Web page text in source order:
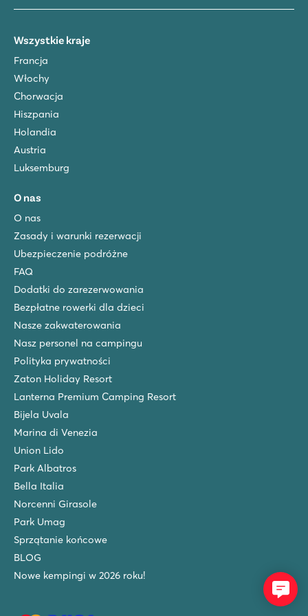
Wszystkie kraje
Francja
Włochy
Chorwacja
Hiszpania
Holandia
Austria
Luksemburg
O nas
O nas
Zasady i warunki rezerwacji
Ubezpieczenie podróżne
FAQ
Dodatki do zarezerwowania
Bezpłatne rowerki dla dzieci
Nasze zakwaterowania
Nasz personel na campingu
Polityka prywatności
Zaton Holiday Resort
Lanterna Premium Camping Resort
Bijela Uvala
Marina di Venezia
Union Lido
Park Albatros
Bella Italia
Norcenni Girasole
Park Umag
Sprzątanie końcowe
BLOG
Nowe kempingi w 2026 roku!